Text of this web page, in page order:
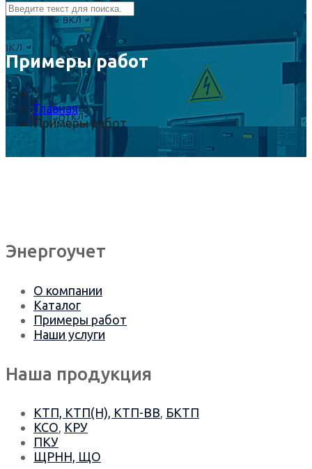
Примеры работ
Главная
Примеры работ
Энергоучет
О компании
Каталог
Примеры работ
Наши услуги
Наша продукция
КТП, КТП(Н), КТП-ВВ, БКТП
КСО, КРУ
ПКУ
ЩРНН, ЩО